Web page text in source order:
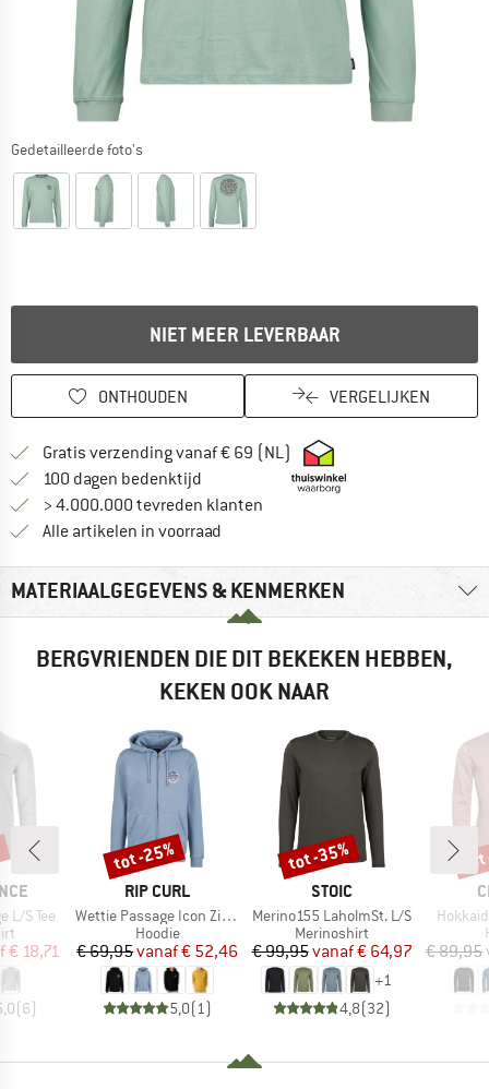
Gedetailleerde foto's
NIET MEER LEVERBAAR
ONTHOUDEN VERGELIJKEN
Gratis verzending vanaf € 69 (NL) Vind hier de
100 dagen bedenktijd Vind de betalingsinformatie hier!
> 4.000.000 tevreden klanten
Alle artikelen in voorraad
MATERIAALGEGEVENS & KENMERKEN
BERGVRIENDEN DIE DIT BEKEKEN HEBBEN,
KEKEN OOK NAAR
L/S Tee
prijs
€ 18,71
(6)
MERK
RIP CURL
Artikel
Wettie Passage Icon Zip Thru
Productgroep
Hoodie
Prijs
€ 69,95 Verlaagde prijs
vanaf€ 52,46
5,0(1 )
Korting
tot -25%
MERK
STOIC
Artikel
Merino155 LaholmSt. L/S
Productgroep
Merinoshirt
Prijs
€ 99,95 Verlaagde prijs
vanaf€ 64,97
+1
4,8(32)
Korting
tot -35%
Artikel
€ 89,95